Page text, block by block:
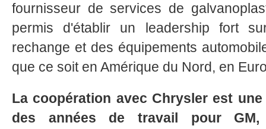
fournisseur de services de
permis d'établir un leadership fort
rechange et des équipements
que ce soit en Amérique du Nord, en
La coopération avec Chrysler est
des années de travail pour